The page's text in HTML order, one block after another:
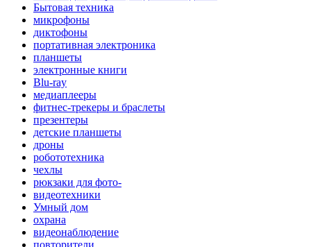
Бытовая техника
микрофоны
диктофоны
портативная электроника
планшеты
электронные книги
Blu-ray
медиаплееры
фитнес-трекеры и браслеты
презентеры
детские планшеты
дроны
робототехника
чехлы
рюкзаки для фото-
видеотехники
Умный дом
охрана
видеонаблюдение